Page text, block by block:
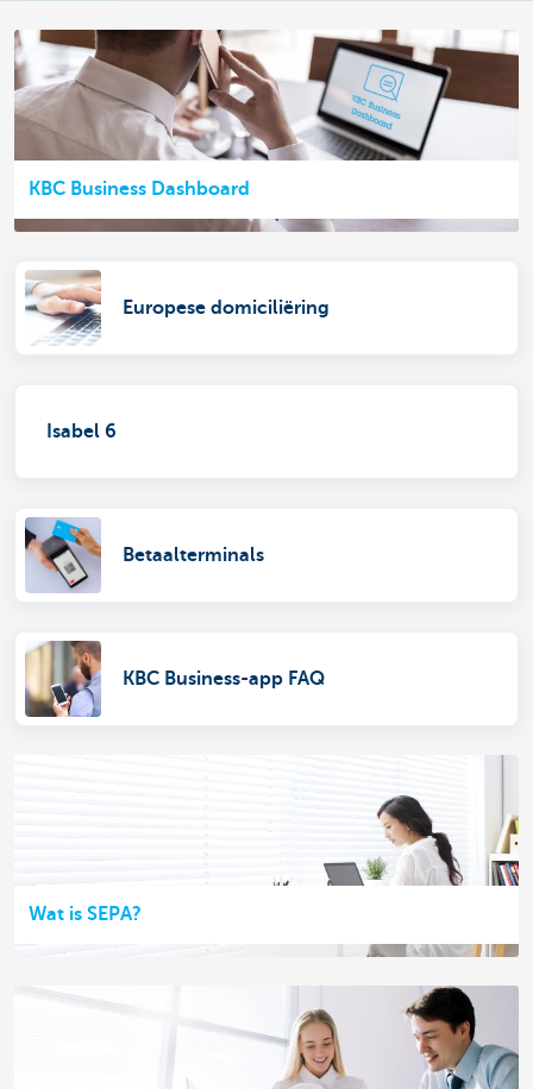
KBC Business Dashboard
Europese domiciliëring
Isabel 6
Betaalterminals
KBC Business-app FAQ
Wat is SEPA?